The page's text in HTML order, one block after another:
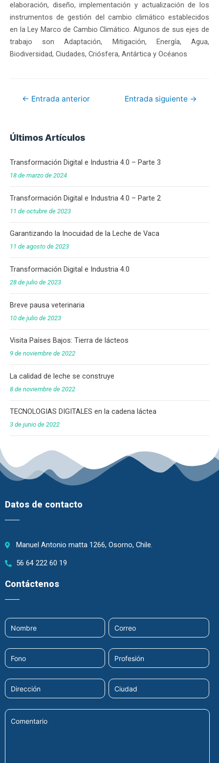
elaboración, diseño, implementación y actualización de los
instrumentos de gestión del cambio climático establecidos
en la Ley Marco de Cambio Climático. Algunos de sus ejes de
trabajo son Adaptación, Mitigación, Energía, Agua,
Biodiversidad, Ciudades, Criósfera, Antártica y Océanos
← Entrada anterior Entrada siguiente →
Últimos Artículos
Transformación Digital e Industria 4.0 – Parte 3
18 de marzo de 2024
Transformación Digital e Industria 4.0 – Parte 2
11 de octubre de 2023
Garantizando la Inocuidad de la Leche de Vaca
11 de agosto de 2023
Transformación Digital e Industria 4.0
28 de julio de 2023
Breve pausa veterinaria
10 de julio de 2023
Visita Países Bajos: Tierra de lácteos
9 de noviembre de 2022
La calidad de leche se construye
8 de noviembre de 2022
TECNOLOGIAS DIGITALES en la cadena láctea
3 de junio de 2022
Datos de contacto
Manuel Antonio matta 1266, Osorno, Chile.
56 64 222 60 19
Contáctenos